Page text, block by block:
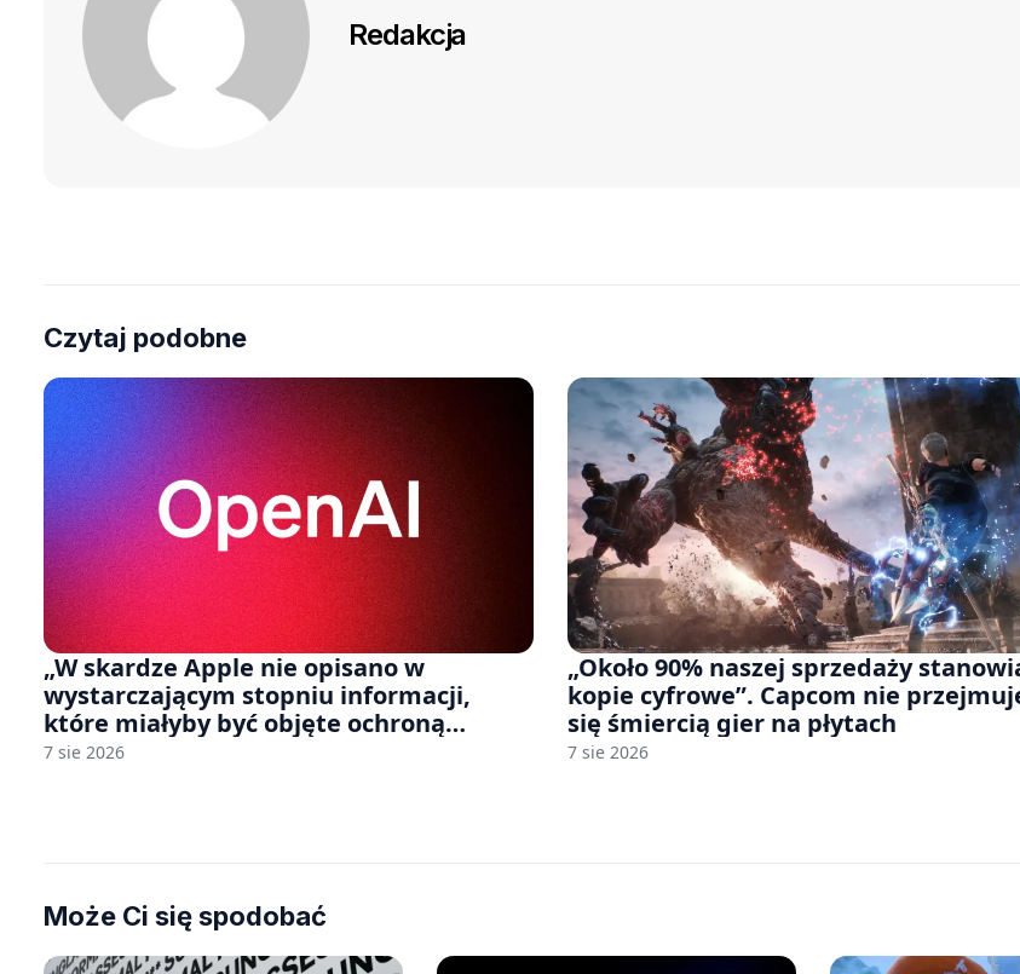
Redakcja
Czytaj podobne
„W skardze Apple nie opisano w
wystarczającym stopniu informacji,
które miałyby być objęte ochroną
tajemnicy handlowej”. OpenAI żąda
7 sie 2026
„Około 90% naszej sprzedaży
kopie cyfrowe”. Capcom nie
się śmiercią gier na płytach
7 sie 2026
Może Ci się spodobać